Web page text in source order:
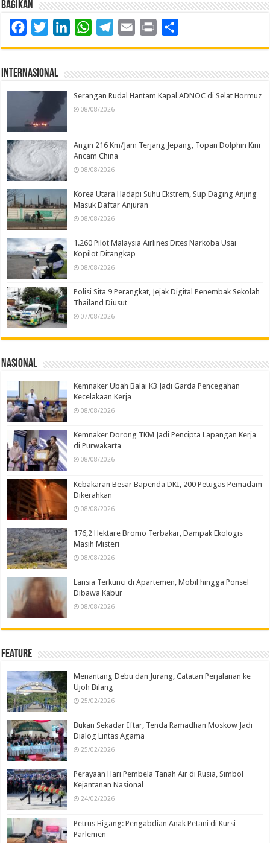
Bagikan
FacebookTwitterLinkedInWhatsAppTelegram
Email Print
Internasional
Serangan Rudal Hantam Kapal ADNOC di Selat Hormuz
08/08/2026
Angin 216 Km/Jam Terjang Jepang, Topan Dolphin Kini
Ancam China
08/08/2026
Korea Utara Hadapi Suhu Ekstrem, Sup Daging Anjing
Masuk Daftar Anjuran
08/08/2026
1.260 Pilot Malaysia Airlines Dites Narkoba Usai
Kopilot Ditangkap
08/08/2026
Polisi Sita 9 Perangkat, Jejak Digital Penembak Sekolah
Thailand Diusut
07/08/2026
Nasional
Kemnaker Ubah Balai K3 Jadi Garda Pencegahan
Kecelakaan Kerja
08/08/2026
Kemnaker Dorong TKM Jadi Pencipta Lapangan Kerja
di Purwakarta
08/08/2026
Kebakaran Besar Bapenda DKI, 200 Petugas Pemadam
Dikerahkan
08/08/2026
176,2 Hektare Bromo Terbakar, Dampak Ekologis
Masih Misteri
08/08/2026
Lansia Terkunci di Apartemen, Mobil hingga Ponsel
Dibawa Kabur
08/08/2026
Feature
Menantang Debu dan Jurang, Catatan Perjalanan ke
Ujoh Bilang
25/02/2026
Bukan Sekadar Iftar, Tenda Ramadhan Moskow Jadi
Dialog Lintas Agama
25/02/2026
Perayaan Hari Pembela Tanah Air di Rusia, Simbol
Kejantanan Nasional
24/02/2026
Petrus Higang: Pengabdian Anak Petani di Kursi
Parlemen